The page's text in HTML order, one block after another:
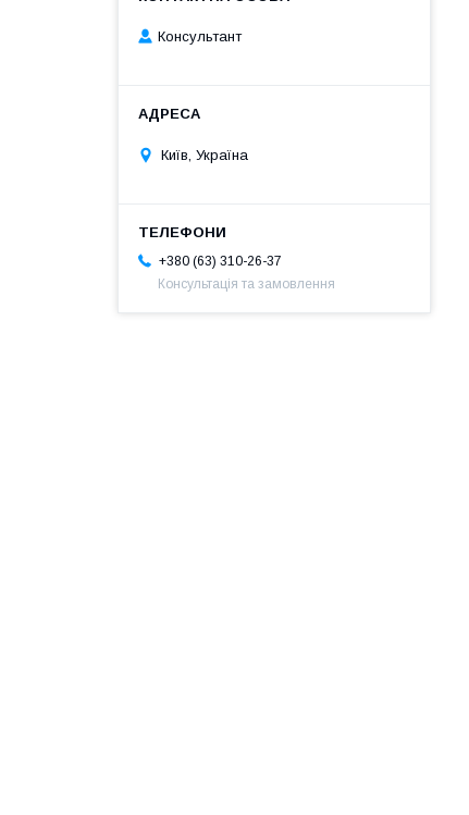
Консультант
Київ, Україна
+380 (63) 310-26-37
Консультація та замовлення